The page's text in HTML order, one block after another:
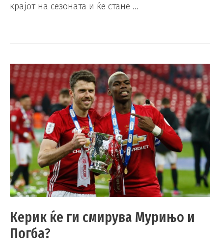
крајот на сезоната и ќе стане …
Керик ќе ги смирува Мурињо и
Погба?